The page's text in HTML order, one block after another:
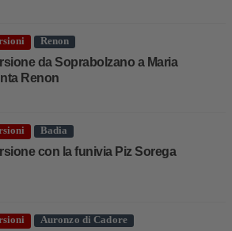
Renon
da Soprabolzano a Maria
Renon
Badia
con la funivia Piz Sorega
Auronzo di Cadore